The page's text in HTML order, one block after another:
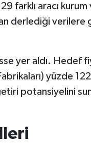
farklı aracı kurum
derlediği verilere
yer aldı. Hedef
yüzde
potansiyelini